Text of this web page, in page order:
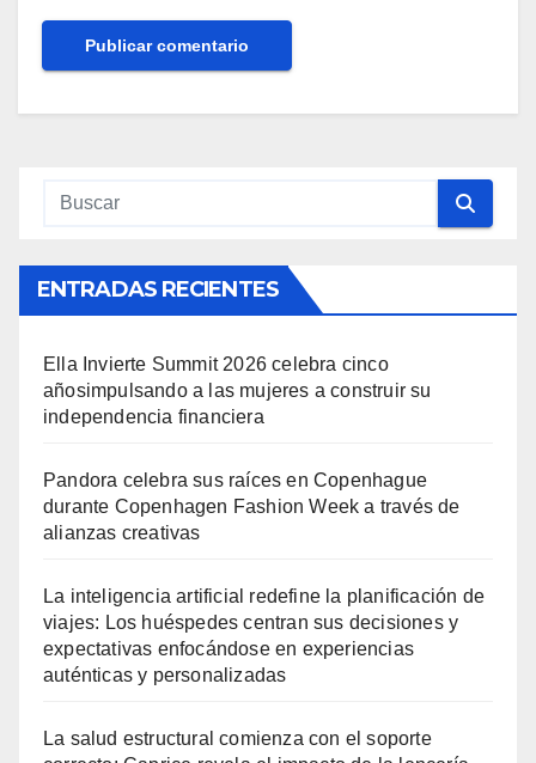
ENTRADAS RECIENTES
Ella Invierte Summit 2026 celebra cinco
añosimpulsando a las mujeres a construir su
independencia financiera
Pandora celebra sus raíces en Copenhague
durante Copenhagen Fashion Week a través de
alianzas creativas
La inteligencia artificial redefine la planificación de
viajes: Los huéspedes centran sus decisiones y
expectativas enfocándose en experiencias
auténticas y personalizadas
La salud estructural comienza con el soporte